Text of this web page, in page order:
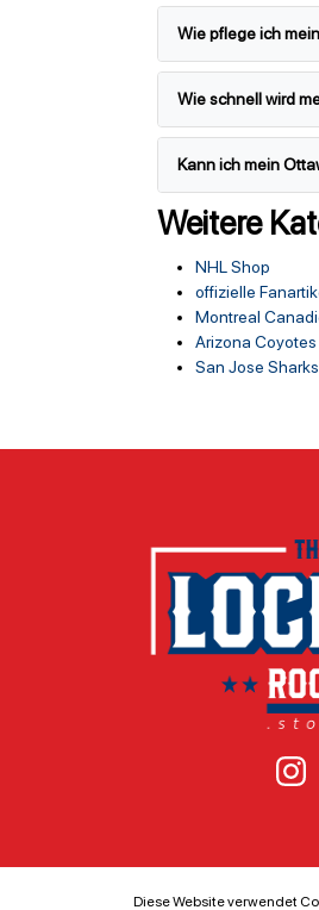
Wie pflege ich
Wie schnell wird
Kann ich mein
Weitere
NHL Shop
offizielle
Montreal
Arizona Coyotes
San Jose Sharks
Diese Website verwendet